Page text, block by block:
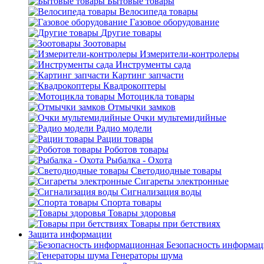
Велосипеда товары
Газовое оборудование
Другие товары
Зоотовары
Измерители-контролеры
Инструменты сада
Картинг запчасти
Квадрокоптеры
Мотоцикла товары
Отмычки замков
Очки мультемидийные
Радио модели
Рации товары
Роботов товары
Рыбалка - Охота
Светодиодные товары
Сигареты электронные
Сигнализация воды
Спорта товары
Товары здоровья
Товары при бетствиях
Защита информации
Безопасность
Генераторы шума